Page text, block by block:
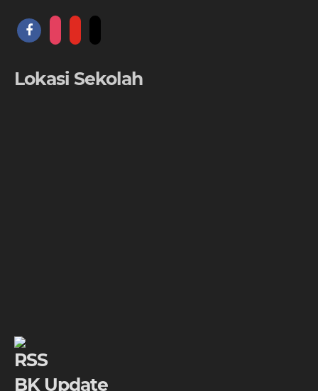
facebook
Lokasi Sekolah
BK Update